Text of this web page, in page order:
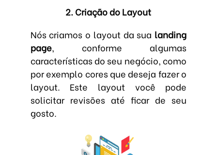
2. Criação do Layout
Nós criamos o layout da sua landing
page, conforme algumas
características do seu negócio, como
por exemplo cores que deseja fazer o
layout. Este layout você pode
solicitar revisões até ficar de seu
gosto.